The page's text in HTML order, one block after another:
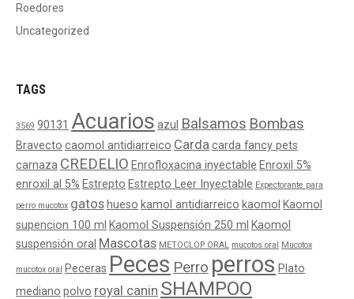
Roedores
Uncategorized
TAGS
3569 90131 Acuarios azul Balsamos Bombas
Bravecto caomol antidiarreico Carda carda fancy pets
carnaza CREDELIO Enrofloxacina inyectable Enroxil 5%
enroxil al 5% Estrepto Estrepto Leer Inyectable Expectorante para
perro mucotox gatoshueso kamol antidiarreico kaomol Kaomol
supencion 100 ml Kaomol Suspensión 250 ml Kaomol
suspensión oral Mascotas METOCLOP ORAL mucotos oral Mucotox
mucotox oral Peceras Peces Perro perros Plato
mediano polvo royal canin SHAMPOO